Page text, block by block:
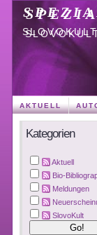
AKTUELL
Kategorien
Aktuell
Bio-
Meldungen
SlovoKult